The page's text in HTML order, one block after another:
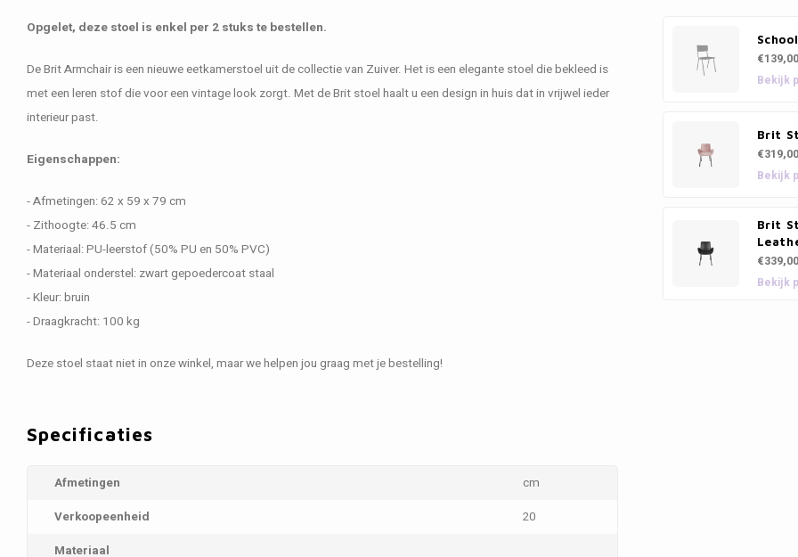
Opgelet, deze stoel is enkel per 2 stuks te bestellen.
De Brit Armchair is een nieuwe eetkamerstoel uit de collectie van Zuiver. Het is een elegante stoel die bekleed is
met een leren stof die voor een vintage look zorgt. Met de Brit stoel haalt u een design in huis dat in vrijwel ieder
interieur past.
Eigenschappen:
- Afmetingen: 62 x 59 x 79 cm
- Zithoogte: 46.5 cm
- Materiaal: PU-leerstof (50% PU en 50% PVC)
- Materiaal onderstel: zwart gepoedercoat staal
- Kleur: bruin
- Draagkracht: 100 kg
Deze stoel staat niet in onze winkel, maar we helpen jou graag met je bestelling!
Specificaties
Afmetingen
cm
Verkoopeenheid
20
Materiaal
€139,00
Bekijk
Brit
€319,00
Bekijk
Brit
€339,00
Bekijk